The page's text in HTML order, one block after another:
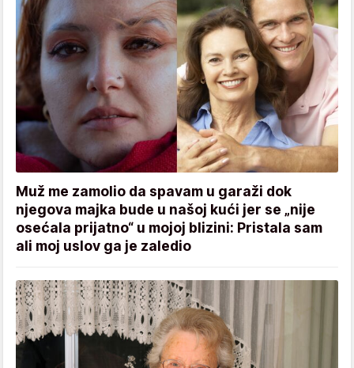
Muž me zamolio da spavam u garaži dok
njegova majka bude u našoj kući jer se „nije
osećala prijatno“ u mojoj blizini: Pristala sam
ali moj uslov ga je zaledio